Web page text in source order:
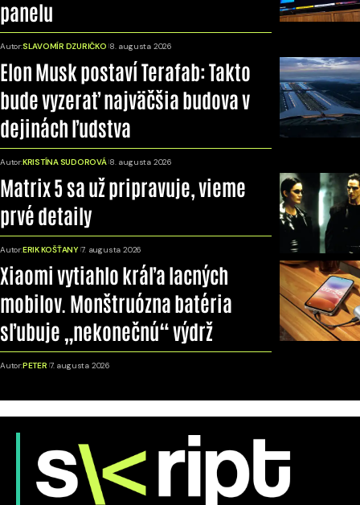
panelu
Autor:SLAVOMÍR DZURIČKO 8. augusta 2026
Elon Musk postaví Terafab: Takto
bude vyzerať najväčšia budova v
dejinách ľudstva
Autor:KRISTÍNA SUDOROVÁ 8. augusta 2026
Matrix 5 sa už pripravuje, vieme
prvé detaily
Autor:ERIK KOŠŤANY 7. augusta 2026
Xiaomi vytiahlo kráľa lacných
mobilov. Monštruózna batéria
sľubuje „nekonečnú“ výdrž
Autor:PETER 7. augusta 2026